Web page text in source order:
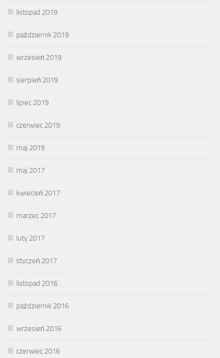
listopad 2019
październik 2019
wrzesień 2019
sierpień 2019
lipiec 2019
czerwiec 2019
maj 2019
maj 2017
kwiecień 2017
marzec 2017
luty 2017
styczeń 2017
listopad 2016
październik 2016
wrzesień 2016
czerwiec 2016